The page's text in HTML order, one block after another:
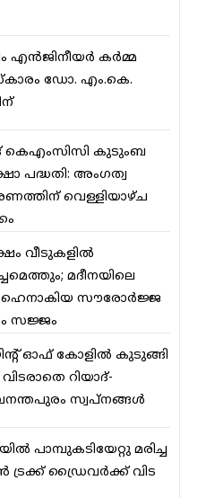
എന്‍ജിനീയര്‍ കര്‍മ്മ
ഡോ. എം.കെ.
കെഎംസിസി കുടുംബ
പദ്ധതി: അംഗത്വ
വെള്ളിയാഴ്ച
വീടുകളില്‍
മദീനയിലെ
സൗരോര്‍ജ്ജ
സജ്ജം
ഓഫ് കോളില്‍ കുടുങ്ങി
റിയാദ്-
സ്വപ്നങ്ങള്‍
പാമ്പുകടിയേറ്റു മരിച്ച
ട്രക്ക് ഡ്രൈവർക്ക് വിട